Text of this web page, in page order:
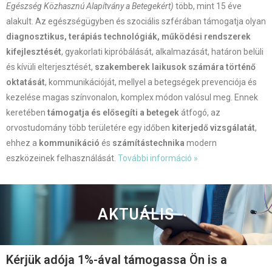
Egészség Közhasznú Alapítvány a Betegekért) több, mint 15 éve
alakult. Az egészségügyben és szociális szférában támogatja olyan
diagnosztikus, terápiás technológiák, működési rendszerek
kifejlesztését, gyakorlati kipróbálását, alkalmazását, határon belüli
és kívüli elterjesztését, szakemberek laikusok számára történő
oktatását, kommunikációját, mellyel a betegségek prevenciója és
kezelése magas színvonalon, komplex módon valósul meg. Ennek
keretében támogatja és elősegíti a betegek átfogó, az
orvostudomány több területére egy időben kiterjedő vizsgálatát,
ehhez a kommunikáció és számítástechnika modern
eszközeinek felhasználását. További információ »
AKTUÁLIS
Kérjük adója 1%-ával támogassa Ön is a